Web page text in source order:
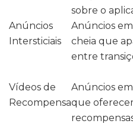
sobre o
Anúncios
Intersticiais
Anúncios
cheia que
entre
Vídeos de
Recompensa
Anúncios
que